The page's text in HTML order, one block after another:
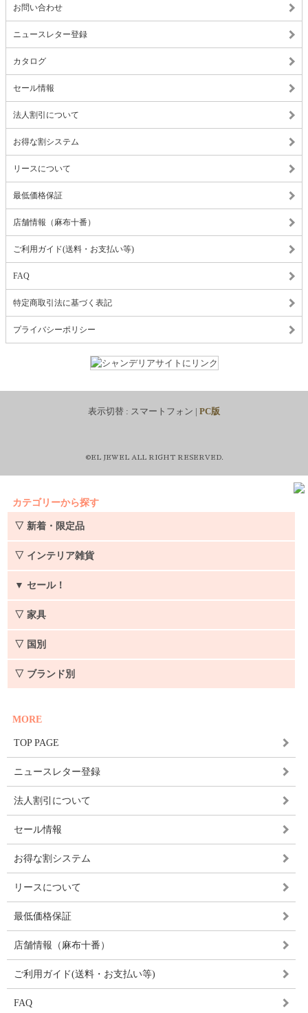
お問い合わせ
ニュースレター登録
カタログ
セール情報
法人割引について
お得な割システム
リースについて
最低価格保証
店舗情報（麻布十番）
ご利用ガイド(送料・お支払い等)
FAQ
特定商取引法に基づく表記
プライバシーポリシー
表示切替 : スマートフォン | PC版
©EL JEWEL ALL RIGHT RESERVED.
カテゴリーから探す
▽ 新着・限定品
▽ インテリア雑貨
▼ セール！
▽ 家具
▽ 国別
▽ ブランド別
MORE
TOP PAGE
ニュースレター登録
法人割引について
セール情報
お得な割システム
リースについて
最低価格保証
店舗情報（麻布十番）
ご利用ガイド(送料・お支払い等)
FAQ